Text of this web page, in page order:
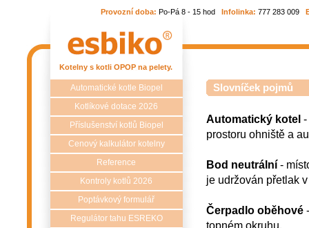
Provozní doba: Po-Pá 8 - 15 hod Infolinka: 777 283 009
Kotelny s kotli OPOP na pelety.
Automatické kotle Biopel
Kotlíkové dotace 2026
Příslušenství kotlů Biopel
Cenový kalkulátor kotelny
Reference
Kontroly kotlů 2026
Poptávkový formulář
Regulátor tahu ESREKO
Slovníček pojmů
Automatický kotel-
prostoru ohniště a
Bod neutrální-
je udržován přetlak
Čerpadlo oběhové-
topném okruhu.